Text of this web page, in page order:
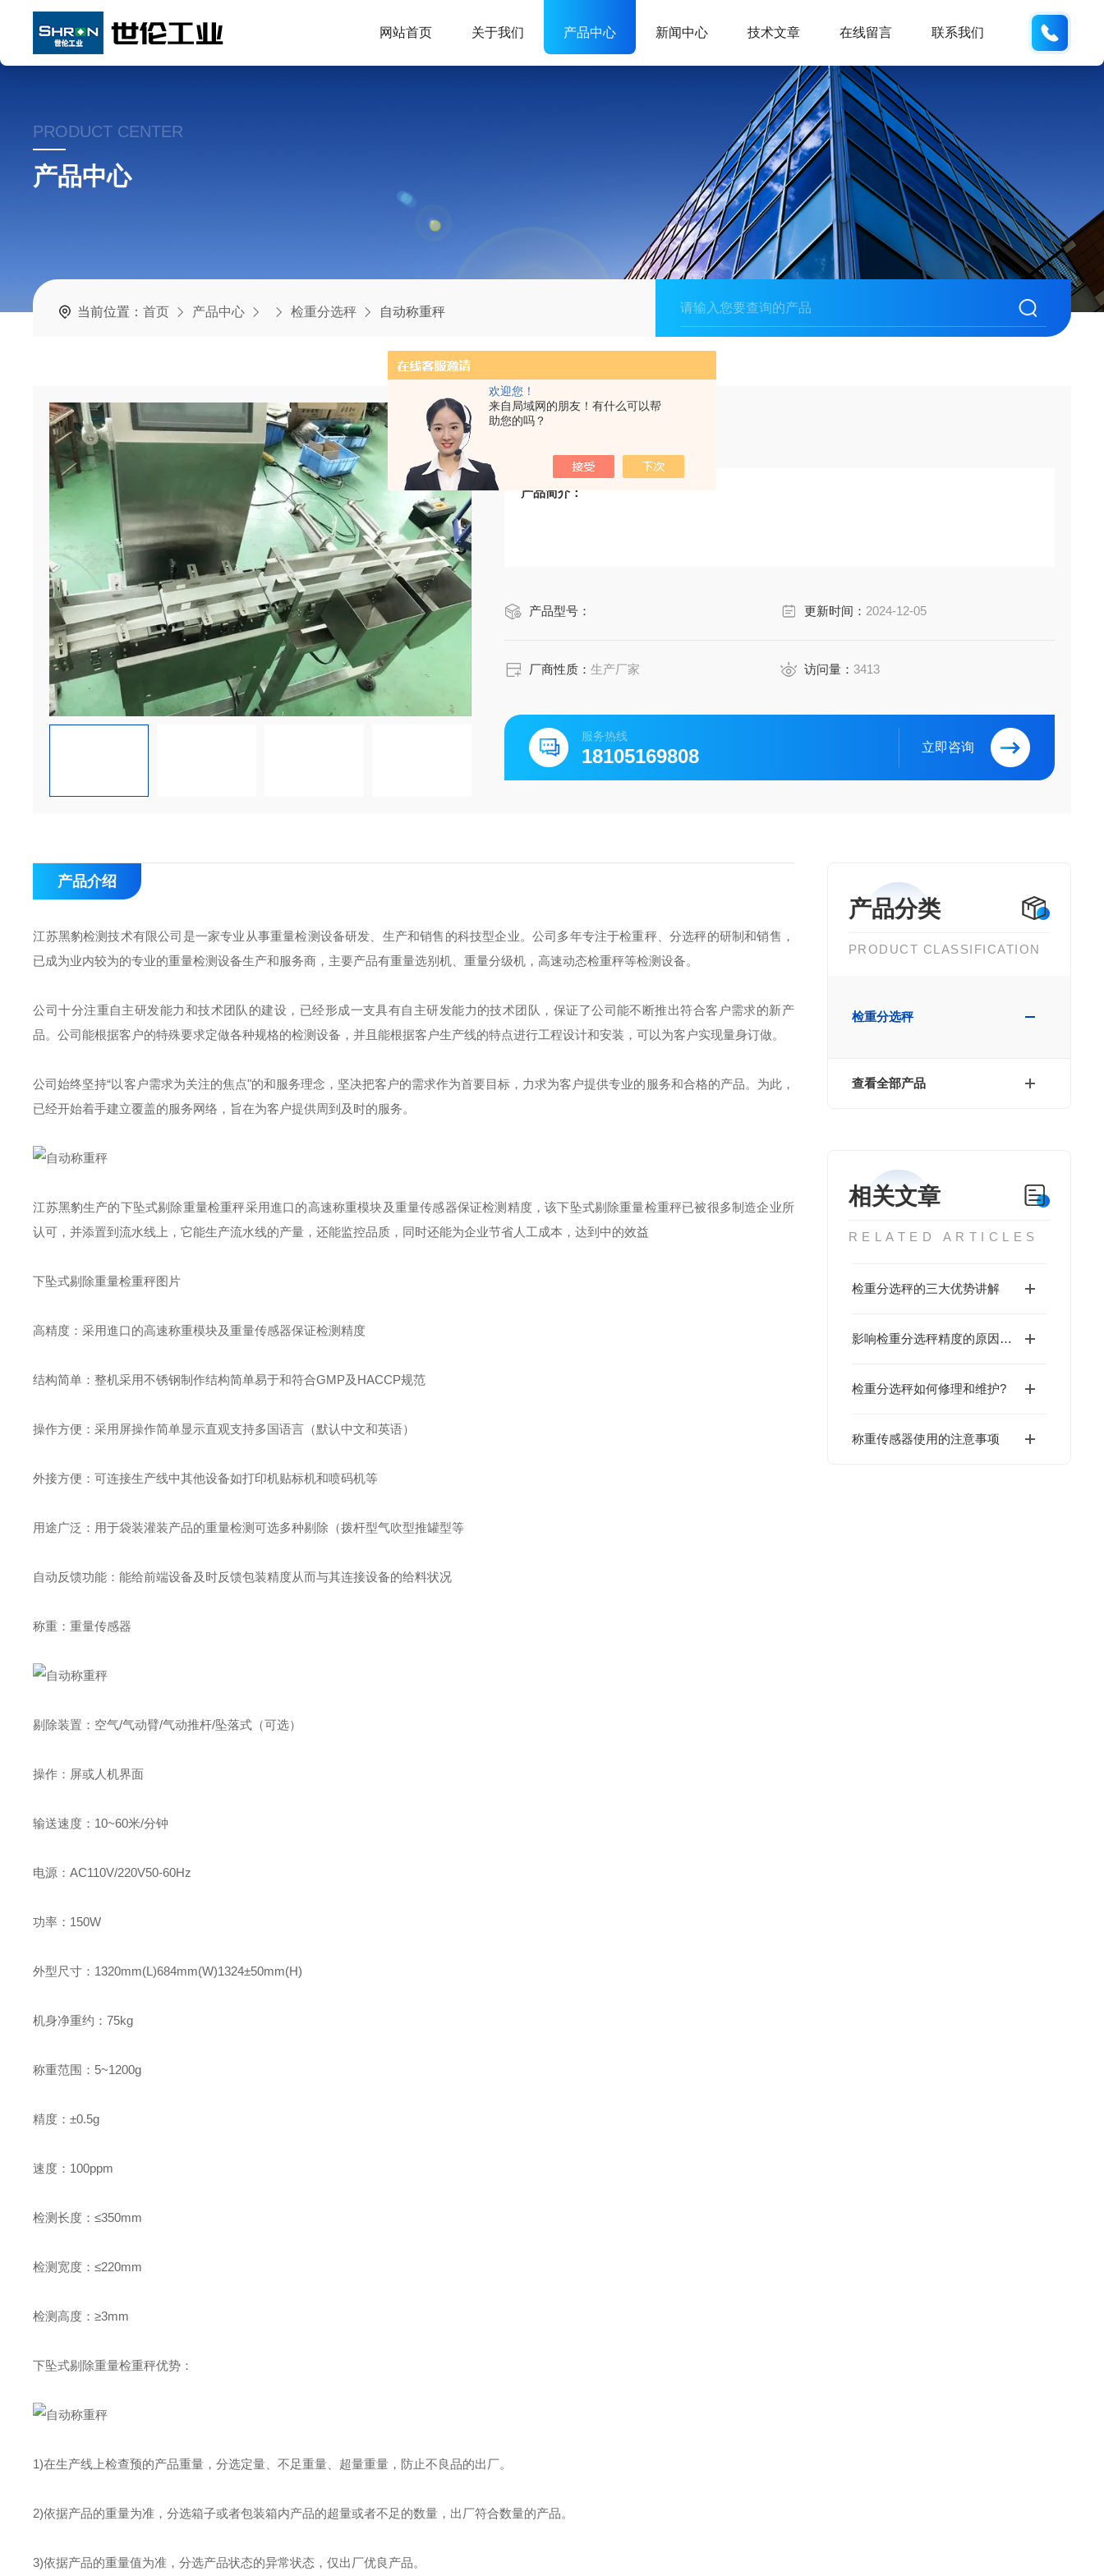
欢迎您！
来自局域网的朋友！有什么可以帮
助您的吗？
网站首页 关于我们 产品中心 新闻中心 技术文章 在线留言 联系我们
PRODUCT CENTER
产品中心
当前位置：首页 产品中心 检重分选秤 自动称重秤
产品简介：
产品型号： 更新时间： 2024-12-05
厂商性质：生产厂家 访问量： 3413
服务热线
18105169808 立即咨询
产品分类
PRODUCT CLASSIFICATION
检重分选秤
查看全部产品
相关文章
RELATED ARTICLES
检重分选秤的三大优势讲解
影响检重分选秤精度的原因有哪几点？
检重分选秤如何修理和维护?
称重传感器使用的注意事项
产品介绍
江苏黑豹检测技术有限公司是一家专业从事重量检测设备研发、生产和销售的科技型企业。公司多年专注于检重秤、分选秤的研制和销售，
已成为业内较为的专业的重量检测设备生产和服务商，主要产品有重量选别机、重量分级机，高速动态检重秤等检测设备。
公司十分注重自主研发能力和技术团队的建设，已经形成一支具有自主研发能力的技术团队，保证了公司能不断推出符合客户需求的新产
品。公司能根据客户的特殊要求定做各种规格的检测设备，并且能根据客户生产线的特点进行工程设计和安装，可以为客户实现量身订做。
公司始终坚持“以客户需求为关注的焦点"的和服务理念，坚决把客户的需求作为首要目标，力求为客户提供专业的服务和合格的产品。为此，
已经开始着手建立覆盖的服务网络，旨在为客户提供周到及时的服务。
江苏黑豹生产的下坠式剔除重量检重秤采用進口的高速称重模块及重量传感器保证检测精度，该下坠式剔除重量检重秤已被很多制造企业所
认可，并添置到流水线上，它能生产流水线的产量，还能监控品质，同时还能为企业节省人工成本，达到中的效益
下坠式剔除重量检重秤图片
高精度：采用進口的高速称重模块及重量传感器保证检测精度
结构简单：整机采用不锈钢制作结构简单易于和符合GMP及HACCP规范
操作方便：采用屏操作简单显示直观支持多国语言（默认中文和英语）
外接方便：可连接生产线中其他设备如打印机贴标机和喷码机等
用途广泛：用于袋装灌装产品的重量检测可选多种剔除（拨杆型气吹型推罐型等
自动反馈功能：能给前端设备及时反馈包装精度从而与其连接设备的给料状况
称重：重量传感器
剔除装置：空气/气动臂/气动推杆/坠落式（可选）
操作：屏或人机界面
输送速度：10~60米/分钟
电源：AC110V/220V50-60Hz
功率：150W
外型尺寸：1320mm(L)684mm(W)1324±50mm(H)
机身净重约：75kg
称重范围：5~1200g
精度：±0.5g
速度：100ppm
检测长度：≤350mm
检测宽度：≤220mm
检测高度：≥3mm
下坠式剔除重量检重秤优势：
1)在生产线上检查预的产品重量，分选定量、不足重量、超量重量，防止不良品的出厂。
2)依据产品的重量为准，分选箱子或者包装箱内产品的超量或者不足的数量，出厂符合数量的产品。
3)依据产品的重量值为准，分选产品状态的异常状态，仅出厂优良产品。